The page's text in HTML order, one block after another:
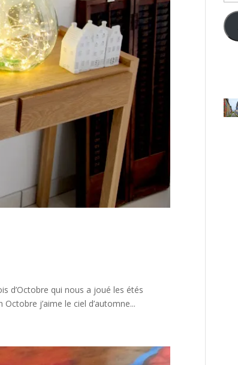
d’Octobre qui nous a joué les étés
j’aime le ciel d’automne...
mail